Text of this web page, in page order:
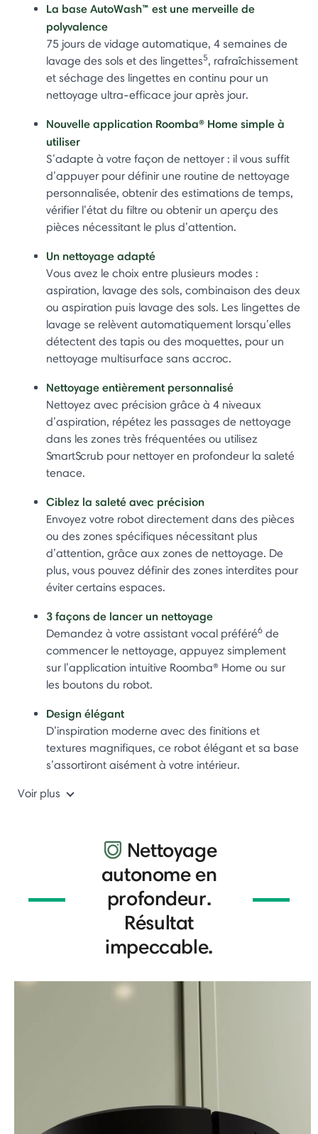
La base AutoWash™ est une merveille de
polyvalence
75 jours de vidage automatique, 4 semaines de
lavage des sols et des lingettes5, rafraîchissement
et séchage des lingettes en continu pour un
nettoyage ultra-efficace jour après jour.
Nouvelle application Roomba® Home simple à
utiliser
S’adapte à votre façon de nettoyer : il vous suffit
d’appuyer pour définir une routine de nettoyage
personnalisée, obtenir des estimations de temps,
vérifier l’état du filtre ou obtenir un aperçu des
pièces nécessitant le plus d’attention.
Un nettoyage adapté
Vous avez le choix entre plusieurs modes :
aspiration, lavage des sols, combinaison des deux
ou aspiration puis lavage des sols. Les lingettes de
lavage se relèvent automatiquement lorsqu’elles
détectent des tapis ou des moquettes, pour un
nettoyage multisurface sans accroc.
Nettoyage entièrement personnalisé
Nettoyez avec précision grâce à 4 niveaux
d’aspiration, répétez les passages de nettoyage
dans les zones très fréquentées ou utilisez
SmartScrub pour nettoyer en profondeur la saleté
tenace.
Ciblez la saleté avec précision
Envoyez votre robot directement dans des pièces
ou des zones spécifiques nécessitant plus
d’attention, grâce aux zones de nettoyage. De
plus, vous pouvez définir des zones interdites pour
éviter certains espaces.
3 façons de lancer un nettoyage
Demandez à votre assistant vocal préféré6 de
commencer le nettoyage, appuyez simplement
sur l’application intuitive Roomba® Home ou sur
les boutons du robot.
Design élégant
D’inspiration moderne avec des finitions et
textures magnifiques, ce robot élégant et sa base
s’assortiront aisément à votre intérieur.
Voir plus
Nettoyage
autonome en
profondeur.
Résultat
impeccable.